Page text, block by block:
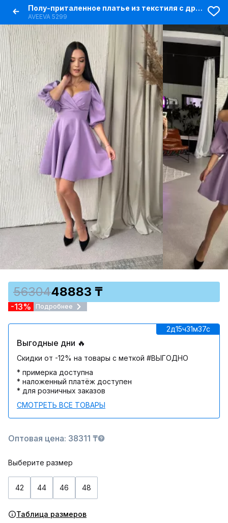
Полу-приталенное платье из текстиля с драпировкой и буфами
AVEEVA 5299
5630448883 ₸
-13% Подробнее
2д15ч31м37c
Выгодные дни 🔥
Скидки от -12% на товары с меткой #ВЫГОДНО
* примерка доступна
* наложенный платёж доступен
* для розничных заказов
СМОТРЕТЬ ВСЕ ТОВАРЫ
Оптовая цена: 38311 ₸
Выберите размер
42 44 46 48
Таблица размеров